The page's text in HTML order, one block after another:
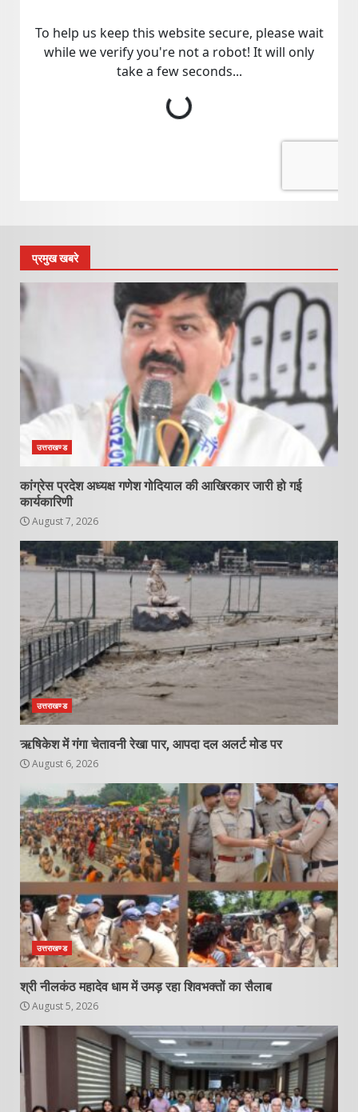
प्रमुख खबरे
उत्तराखण्ड
कांग्रेस प्रदेश अध्यक्ष गणेश गोदियाल की आखिरकार जारी हो गई
कार्यकारिणी
August 7, 2026
उत्तराखण्ड
ऋषिकेश में गंगा चेतावनी रेखा पार, आपदा दल अलर्ट मोड पर
August 6, 2026
उत्तराखण्ड
श्री नीलकंठ महादेव धाम में उमड़ रहा शिवभक्तों का सैलाब
August 5, 2026